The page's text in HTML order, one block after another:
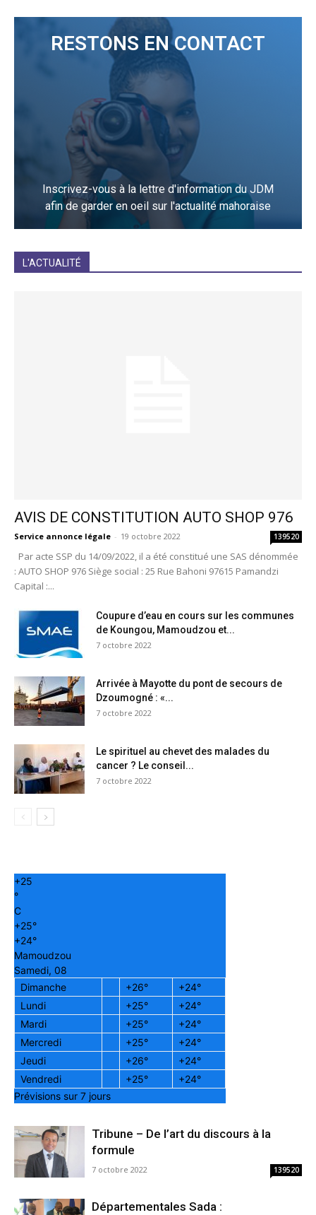
RESTONS EN CONTACT
Inscrivez-vous à la lettre d'information du JDM
afin de garder en oeil sur l'actualité mahoraise
L'ACTUALITÉ
AVIS DE CONSTITUTION AUTO SHOP 976
Service annonce légale - 19 octobre 2022 139520
Par acte SSP du 14/09/2022, il a été constitué une SAS dénommée
: AUTO SHOP 976 Siège social : 25 Rue Bahoni 97615 Pamandzi
Capital :...
Coupure d’eau en cours sur les communes
de Koungou, Mamoudzou et...
7 octobre 2022
Arrivée à Mayotte du pont de secours de
Dzoumogné : «...
7 octobre 2022
Le spirituel au chevet des malades du
cancer ? Le conseil...
7 octobre 2022
+25
°
C
+25°
+24°
Mamoudzou
Samedi, 08
Dimanche
+26° +24°
Lundi
+25° +24°
Mardi
+25° +24°
Mercredi
+25° +24°
Jeudi
+26° +24°
Vendredi
+25° +24°
Prévisions sur 7 jours
Tribune – De l’art du discours à la
formule
7 octobre 2022 139520
Départementales Sada :